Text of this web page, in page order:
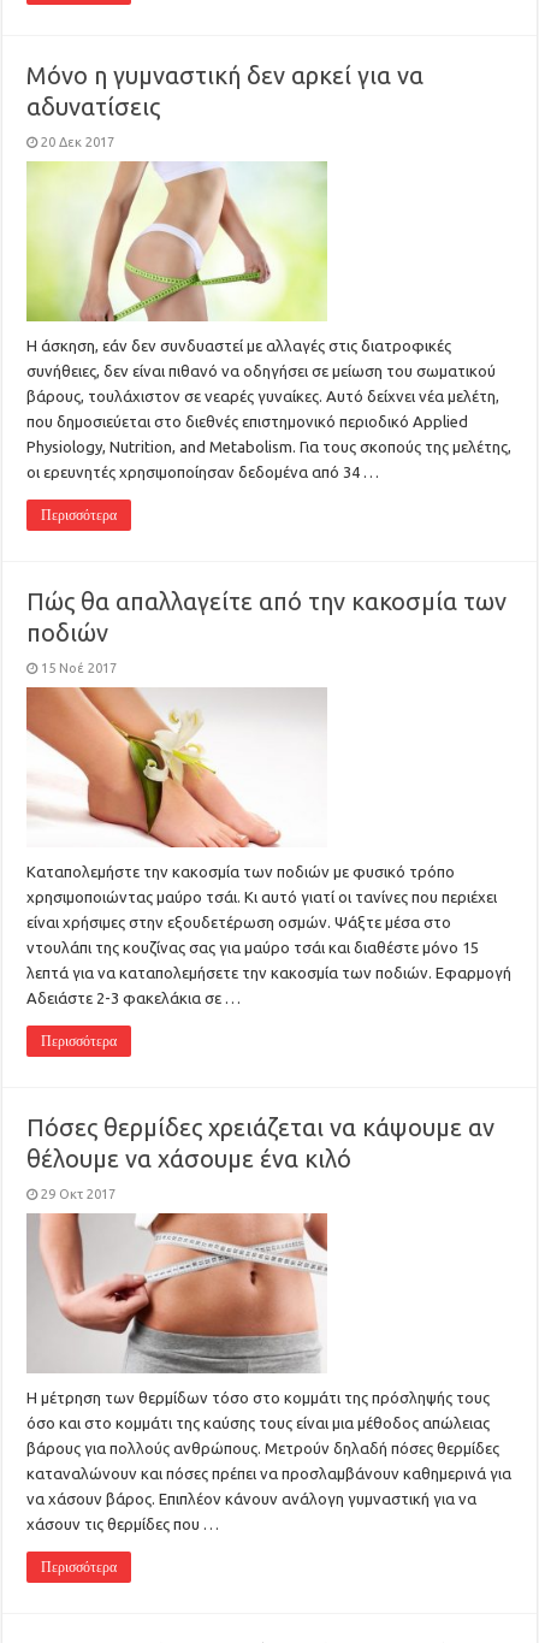
Μόνο η γυμναστική δεν αρκεί για να
αδυνατίσεις
20 Δεκ 2017
Η άσκηση, εάν δεν συνδυαστεί με αλλαγές στις διατροφικές
συνήθειες, δεν είναι πιθανό να οδηγήσει σε μείωση του σωματικού
βάρους, τουλάχιστον σε νεαρές γυναίκες. Αυτό δείχνει νέα μελέτη,
που δημοσιεύεται στο διεθνές επιστημονικό περιοδικό Applied
Physiology, Nutrition, and Metabolism. Για τους σκοπούς της μελέτης,
οι ερευνητές χρησιμοποίησαν δεδομένα από 34 …
Περισσότερα
Πώς θα απαλλαγείτε από την κακοσμία των
ποδιών
15 Νοέ 2017
Καταπολεμήστε την κακοσμία των ποδιών με φυσικό τρόπο
χρησιμοποιώντας μαύρο τσάι. Κι αυτό γιατί οι τανίνες που περιέχει
είναι χρήσιμες στην εξουδετέρωση οσμών. Ψάξτε μέσα στο
ντουλάπι της κουζίνας σας για μαύρο τσάι και διαθέστε μόνο 15
λεπτά για να καταπολεμήσετε την κακοσμία των ποδιών. Εφαρμογή
Αδειάστε 2-3 φακελάκια σε …
Περισσότερα
Πόσες θερμίδες χρειάζεται να κάψουμε αν
θέλουμε να χάσουμε ένα κιλό
29 Οκτ 2017
Η μέτρηση των θερμίδων τόσο στο κομμάτι της πρόσληψής τους
όσο και στο κομμάτι της καύσης τους είναι μια μέθοδος απώλειας
βάρους για πολλούς ανθρώπους. Μετρούν δηλαδή πόσες θερμίδες
καταναλώνουν και πόσες πρέπει να προσλαμβάνουν καθημερινά για
να χάσουν βάρος. Επιπλέον κάνουν ανάλογη γυμναστική για να
χάσουν τις θερμίδες που …
Περισσότερα